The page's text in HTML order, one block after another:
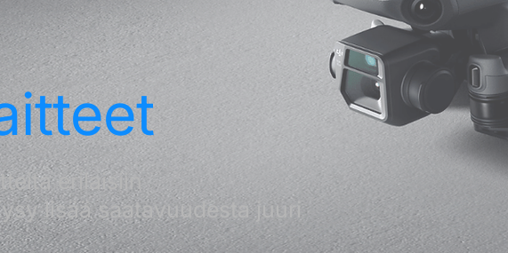
erilaisiin
lisää saatavuudesta juuri